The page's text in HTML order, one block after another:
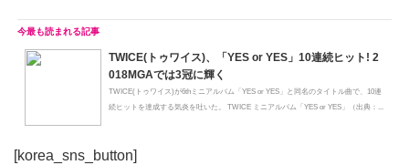
TWICE(トゥワイス)、「YES or YES」10連続ヒット! 2
018MGAでは3冠に輝く
TWICE(トゥワイス)が6thミニアルバム「YES or YES」と同名のタイトル曲で、10連
続ヒットを達成する気炎を吐いた。 TWICE ミニアルバム「YES or YES」（出典：...
[korea_sns_button]